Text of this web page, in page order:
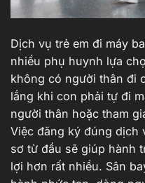
Dịch vụ trẻ em đi máy
nhiều phụ huynh lựa
không có người thân đi
lắng khi con phải tự đi
người thân hoặc tham
Việc đăng ký đúng dịch
sơ từ đầu sẽ giúp hành
lợi hơn rất nhiều. Sân